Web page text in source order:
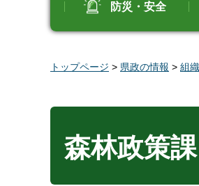
防災・安全
トップページ > 県政の情報 > 組
森林政策課